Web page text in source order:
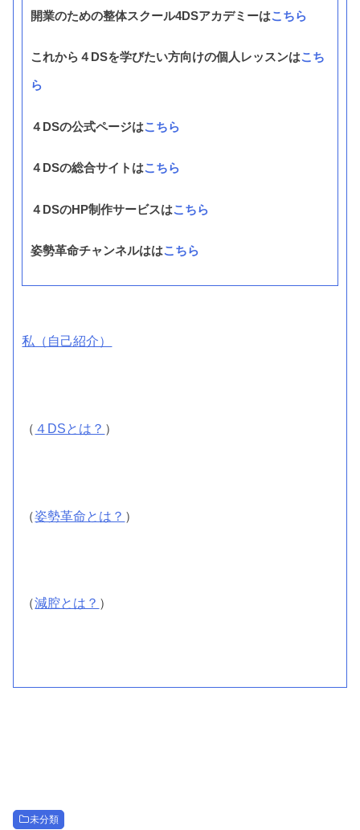
開業のための整体スクール4DSアカデミーはこちら
これから４DSを学びたい方向けの個人レッスンはこち
ら
４DSの公式ページはこちら
４DSの総合サイトはこちら
４DSのHP制作サービスはこちら
姿勢革命チャンネルははこちら
私（自己紹介）
（ ４DSとは？ ）
（姿勢革命とは？ ）
（減腔とは？ ）
未分類